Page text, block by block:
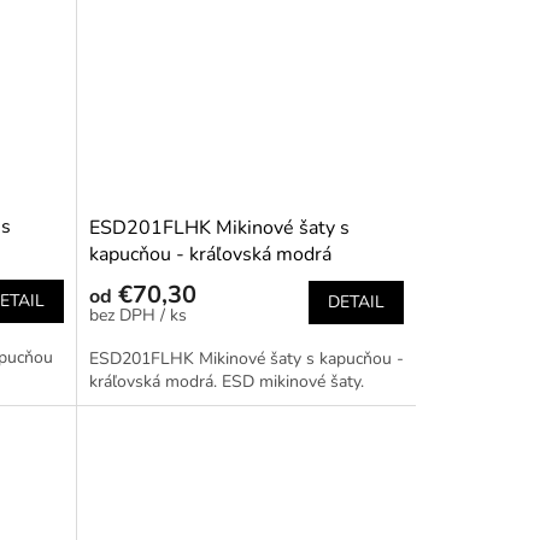
ESD201FLHK Mikinové šaty s
kapucňou - kráľovská modrá
od €70,30
/ ks
DETAIL
ESD201FLHK Mikinové šaty s kapucňou -
kráľovská modrá. ESD mikinové šaty.